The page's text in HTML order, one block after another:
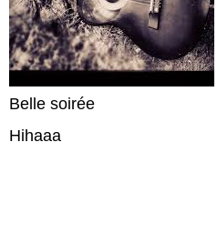
Belle soirée
Hihaaa